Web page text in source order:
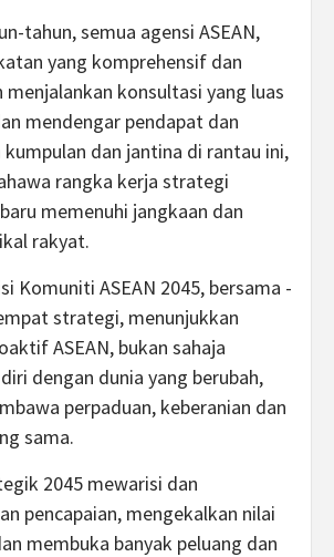
tahun, semua agensi ASEAN,
yang komprehensif dan
konsultasi yang luas
mendengar pendapat dan
kumpulan dan jantina di rantau ini,
rangka kerja strategi
memenuhi jangkaan dan
rakyat.
Komuniti ASEAN 2045, bersama -
strategi, menunjukkan
ASEAN, bukan sahaja
dengan dunia yang berubah,
perpaduan, keberanian dan
sama.
2045 mewarisi dan
pencapaian, mengekalkan nilai
membuka banyak peluang dan